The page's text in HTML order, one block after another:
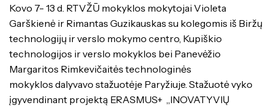
Kovo 7- 13 d. RTVŽŪ mokyklos mokytojai Violeta
Garškienė ir Rimantas Guzikauskas su kolegomis iš Biržų
technologijų ir verslo mokymo centro, Kupiškio
technologijos ir verslo mokyklos bei Panevėžio
Margaritos Rimkevičaitės technologinės
mokyklos dalyvavo stažuotėje Paryžiuje. Stažuotė vyko
įgyvendinant projektą ERASMUS+ „INOVATYVIŲ